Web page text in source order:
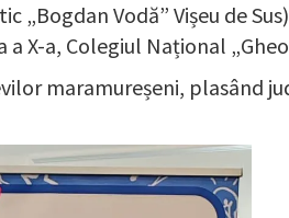
„Bogdan Vodă” Vișeu de
X-a, Colegiul Național
maramureșeni,